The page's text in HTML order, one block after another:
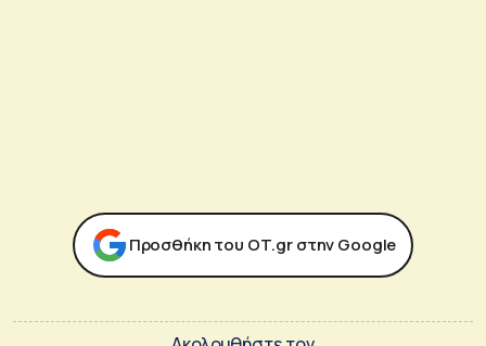
Προσθήκη του ΟΤ.gr στην Google